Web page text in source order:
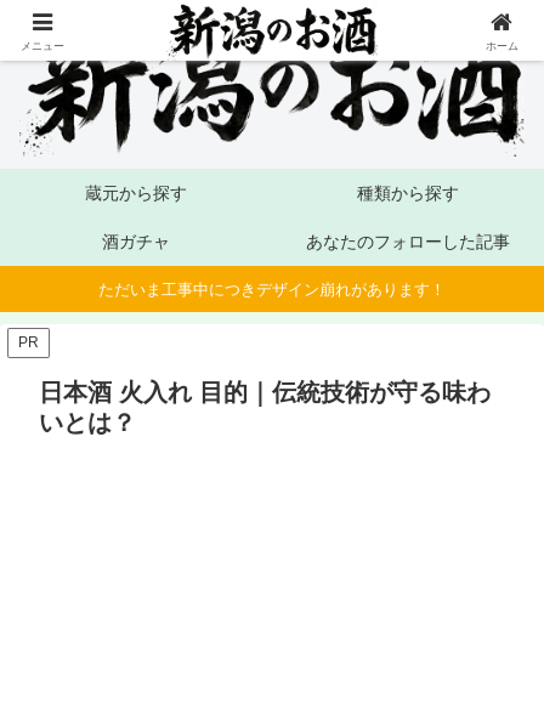
蔵元から探す 種類から探す
酒ガチャ あなたのフォローした記事
ただいま工事中につきデザイン崩れがあります！
PR
日本酒 火入れ 目的｜伝統技術が守る味わ
いとは？
メニュー ホーム